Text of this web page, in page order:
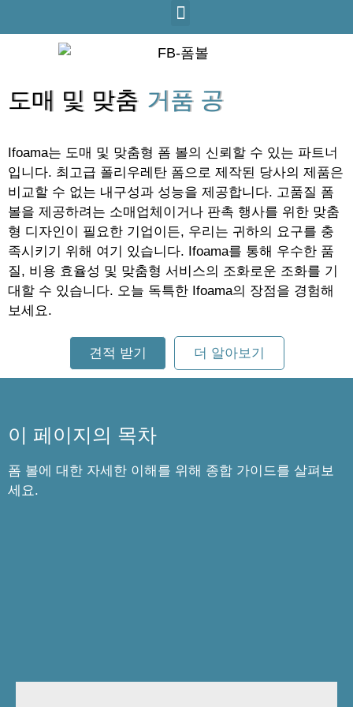
도매 및 맞춤 거품 공
Ifoama는 도매 및 맞춤형 폼 볼의 신뢰할 수 있는 파트너
입니다. 최고급 폴리우레탄 폼으로 제작된 당사의 제품은
비교할 수 없는 내구성과 성능을 제공합니다. 고품질 폼
볼을 제공하려는 소매업체이거나 판촉 행사를 위한 맞춤
형 디자인이 필요한 기업이든, 우리는 귀하의 요구를 충
족시키기 위해 여기 있습니다. Ifoama를 통해 우수한 품
질, 비용 효율성 및 맞춤형 서비스의 조화로운 조화를 기
대할 수 있습니다. 오늘 독특한 Ifoama의 장점을 경험해
보세요.
견적 받기 더 알아보기
이 페이지의 목차
폼 볼에 대한 자세한 이해를 위해 종합 가이드를 살펴보
세요.